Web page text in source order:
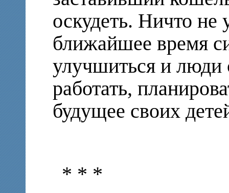
оскудеть. Ничто не
ближайшее время
улучшиться и люди
работать,
будущее своих
* * *